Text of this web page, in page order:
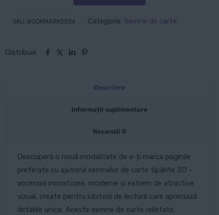
Japoniei
SKU: BOOKMARK0026 Categorie: Semne de carte
Distribuie
Descriere
Informații suplimentare
Recenzii 0
Descoperă o nouă modalitate de a-ți marca paginile
preferate cu ajutorul semnelor de carte tipărite 3D –
accesorii inovatoare, moderne și extrem de atractive
vizual, create pentru iubitorii de lectură care apreciază
detaliile unice. Aceste semne de carte reliefate,